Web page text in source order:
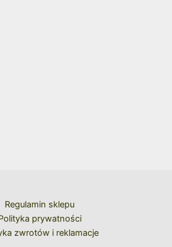
Regulamin sklepu
prywatności
zwrotów i reklamacje